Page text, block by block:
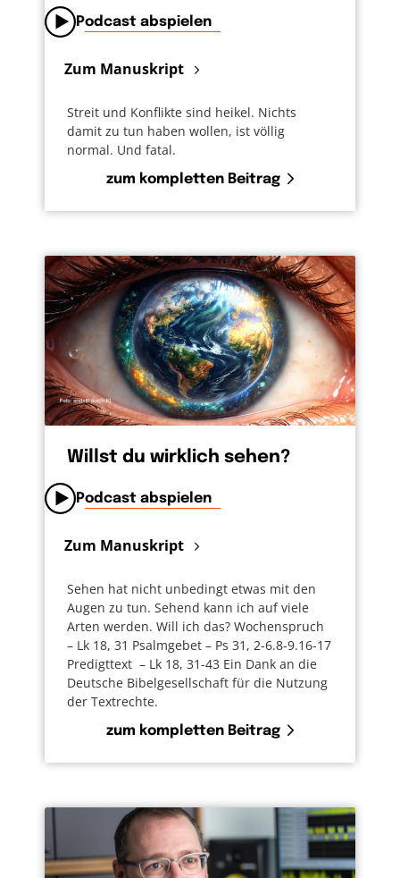
Podcast abspielen
Zum Manuskript
Streit und Konflikte sind heikel. Nichts
damit zu tun haben wollen, ist völlig
normal. Und fatal.
zum kompletten Beitrag
Willst du wirklich sehen?
Podcast abspielen
Zum Manuskript
Sehen hat nicht unbedingt etwas mit den
Augen zu tun. Sehend kann ich auf viele
Arten werden. Will ich das? Wochenspruch
– Lk 18, 31 Psalmgebet – Ps 31, 2-6.8-9.16-17
Predigttext – Lk 18, 31-43 Ein Dank an die
Deutsche Bibelgesellschaft für die Nutzung
der Textrechte.
zum kompletten Beitrag